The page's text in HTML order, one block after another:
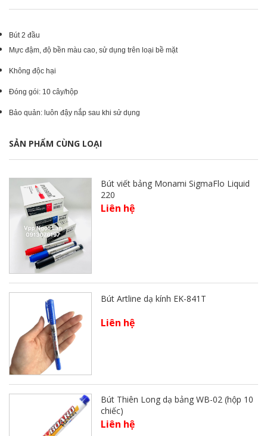
Bút 2 đầu
Mực đậm, độ bền màu cao, sử dụng trên loại bề mặt
Không độc hại
Đóng gói: 10 cây/hộp
Bảo quản: luôn đậy nắp sau khi sử dụng
SẢN PHẨM CÙNG LOẠI
Bút viết bảng Monami SigmaFlo Liquid
220
Liên hệ
Bút Artline dạ kính EK-841T
Liên hệ
Bút Thiên Long dạ bảng WB-02 (hộp 10
chiếc)
Liên hệ